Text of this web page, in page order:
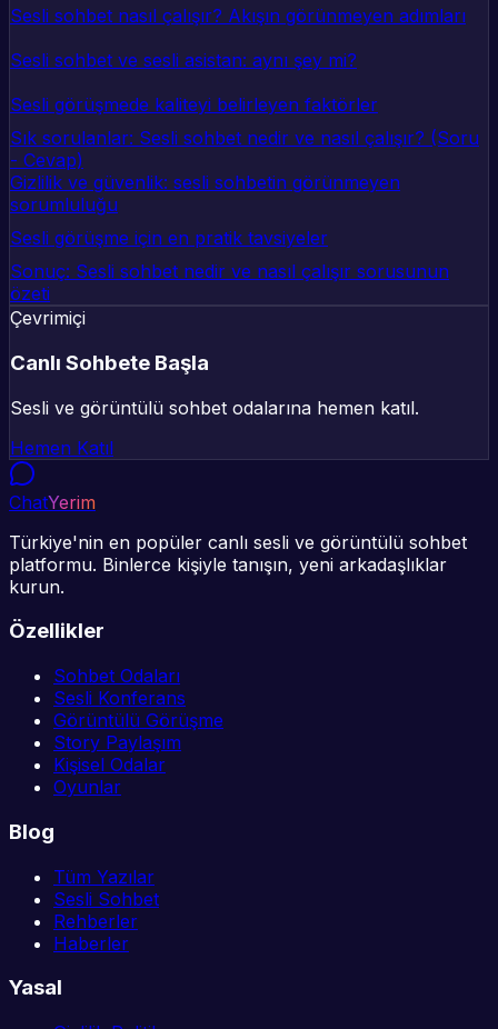
Sesli sohbet nasıl çalışır? Akışın görünmeyen adımları
Sesli sohbet ve sesli asistan: aynı şey mi?
Sesli görüşmede kaliteyi belirleyen faktörler
Sık sorulanlar: Sesli sohbet nedir ve nasıl çalışır? (Soru
- Cevap)
Gizlilik ve güvenlik: sesli sohbetin görünmeyen
sorumluluğu
Sesli görüşme için en pratik tavsiyeler
Sonuç: Sesli sohbet nedir ve nasıl çalışır sorusunun
özeti
Çevrimiçi
Canlı Sohbete Başla
Sesli ve görüntülü sohbet odalarına hemen katıl.
Hemen Katıl
ChatYerim
Türkiye'nin en popüler canlı sesli ve görüntülü sohbet
platformu. Binlerce kişiyle tanışın, yeni arkadaşlıklar
kurun.
Özellikler
Sohbet Odaları
Sesli Konferans
Görüntülü Görüşme
Story Paylaşım
Kişisel Odalar
Oyunlar
Blog
Tüm Yazılar
Sesli Sohbet
Rehberler
Haberler
Yasal